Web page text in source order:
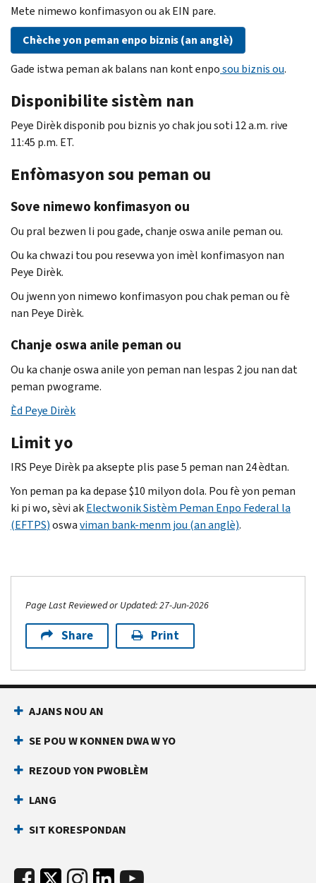
Mete nimewo konfimasyon ou akEIN pare.
Chèche yon peman enpo biznis (an anglè)
Gade istwa peman ak balans nan kont enposou biznis ou.
Disponibilite sistèm nan
Peye Dirèk disponib pou biznis yo chak jou soti 12 a.m. rive
11:45 p.m. ET.
Enfòmasyon sou peman ou
Sove nimewo konfimasyon ou
Ou pral bezwen li pou gade, chanje oswa anile peman ou.
Ou ka chwazi tou pou resevwa yon imèl konfimasyon nan
Peye Dirèk.
Ou jwenn yon nimewo konfimasyon pou chak peman ou fè
nan Peye Dirèk.
Chanje oswa anile peman ou
Ou ka chanje oswa anile yon peman nan lespas 2 jou nan dat
peman pwograme.
Èd Peye Dirèk
Limit yo
IRS Peye Dirèk pa aksepte plis pase 5 peman nan 24 èdtan.
Yon peman pa ka depase $10 milyon dola. Pou fè yon peman
ki pi wo, sèvi akElectwonik Sistèm Peman Enpo Federal la
(EFTPS)oswaviman bank-menm jou (an anglè).
Page Last Reviewed or Updated: 27-Jun-2026
Share Print
AJANS NOU AN
SE POU W KONNEN DWA W YO
REZOUD YON PWOBLÈM
LANG
SIT KORESPONDAN